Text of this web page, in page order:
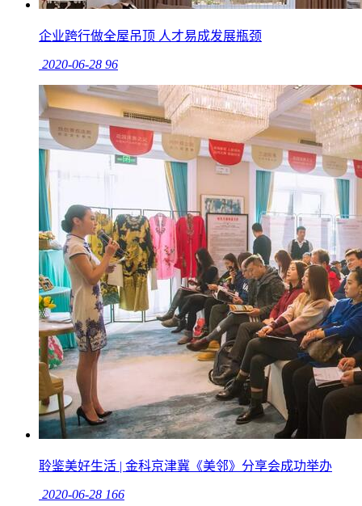
企业跨行做全屋吊顶 人才易成发展瓶颈
2020-06-28 96
聆鉴美好生活 | 金科京津冀《美邻》分享会成功举办
2020-06-28 166